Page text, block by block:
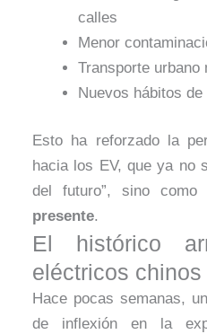
calles
Menor
Transporte urbano
Nuevos hábitos
Esto ha reforzado la
hacia los EV, que ya no
del futuro”, sino como
presente.
El histórico
eléctricos
Hace pocas semanas,
de inflexión en la